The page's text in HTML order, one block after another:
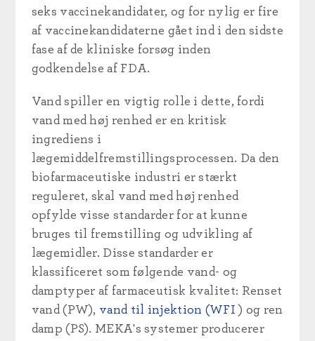
seks vaccinekandidater, og for nylig er fire
af vaccinekandidaterne gået ind i den sidste
fase af de kliniske forsøg inden
godkendelse af FDA.
Vand spiller en vigtig rolle i dette, fordi
vand med høj renhed er en kritisk
ingrediens i
lægemiddelfremstillingsprocessen. Da den
biofarmaceutiske industri er stærkt
reguleret, skal vand med høj renhed
opfylde visse standarder for at kunne
bruges til fremstilling og udvikling af
lægemidler. Disse standarder er
klassificeret som følgende vand- og
damptyper af farmaceutisk kvalitet: Renset
vand (PW), vand til injektion (WFI ) og ren
damp (PS). MEKA's systemer producerer